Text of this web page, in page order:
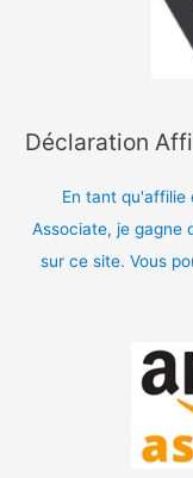
Déclaration
En tant qu'affilie
Associate, je gagne
sur ce site. Vous